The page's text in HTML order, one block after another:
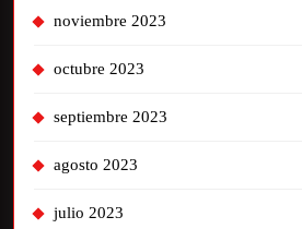
noviembre 2023
octubre 2023
septiembre 2023
agosto 2023
julio 2023